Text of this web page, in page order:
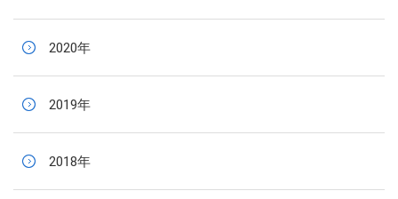
2020年
2019年
2018年